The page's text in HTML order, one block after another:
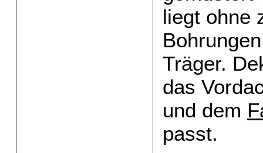
liegt ohne
Träger.
das
und dem
passt.